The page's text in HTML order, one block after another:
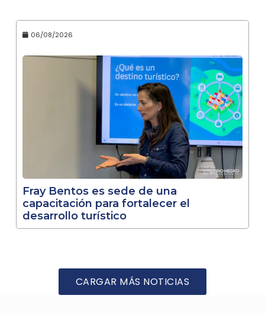
06/08/2026
Fray Bentos es sede de una
capacitación para fortalecer el
desarrollo turístico
CARGAR MÁS NOTICIAS